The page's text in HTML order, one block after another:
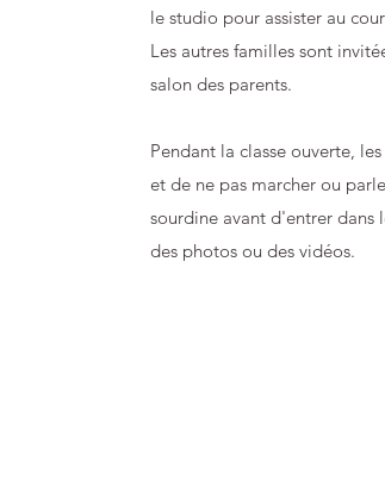
le studio pour assister au
Les autres familles sont
salon des parents.
Pendant la classe ouverte,
et de ne pas marcher ou
sourdine avant d'entrer dans
des photos ou des vidéos.